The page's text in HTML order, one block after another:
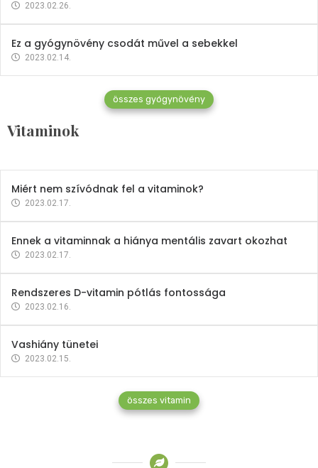
2023.02.26.
Ez a gyógynövény csodát művel a sebekkel
2023.02.14.
összes gyógynövény
Vitaminok
Vitaminok
Mindent a B-12 vitaminról
2023.02.27.
Miért nem szívódnak fel a vitaminok?
2023.02.17.
Ennek a vitaminnak a hiánya mentális zavart okozhat
2023.02.17.
Rendszeres D-vitamin pótlás fontossága
2023.02.16.
Vashiány tünetei
2023.02.15.
összes vitamin